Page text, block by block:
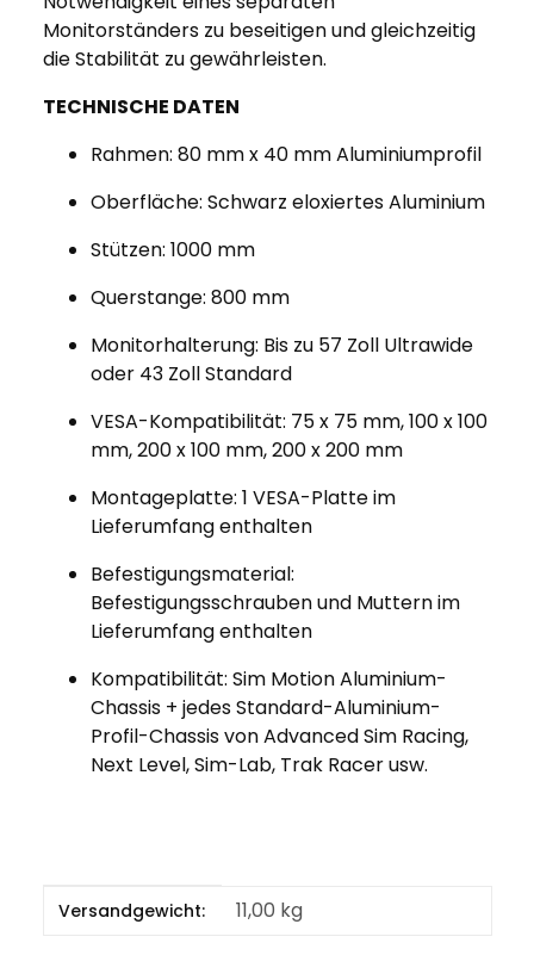
Monitorständers zu beseitigen und gleichzeitig
die Stabilität zu gewährleisten.
TECHNISCHE DATEN
Rahmen: 80 mm x 40 mm Aluminiumprofil
Oberfläche: Schwarz eloxiertes Aluminium
Stützen: 1000 mm
Querstange: 800 mm
Monitorhalterung: Bis zu 57 Zoll Ultrawide
oder 43 Zoll Standard
VESA-Kompatibilität: 75 x 75 mm, 100 x 100
mm, 200 x 100 mm, 200 x 200 mm
Montageplatte: 1 VESA-Platte im
Lieferumfang enthalten
Befestigungsmaterial:
Befestigungsschrauben und Muttern im
Lieferumfang enthalten
Kompatibilität: Sim Motion Aluminium-
Chassis + jedes Standard-Aluminium-
Profil-Chassis von Advanced Sim Racing,
Next Level, Sim-Lab, Trak Racer usw.
Produkteigenschaft
Wert
Versandgewicht: 11,00 kg